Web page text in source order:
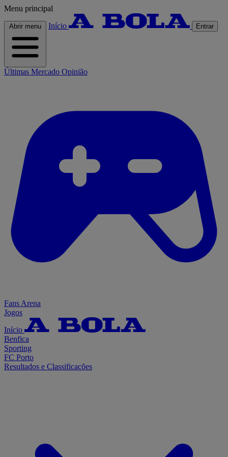
Menu principal
Abrir menu Início Entrar
Últimas Mercado Opinião
Fans Arena
Jogos
Início
Benfica
Sporting
FC Porto
Resultados e Classificações